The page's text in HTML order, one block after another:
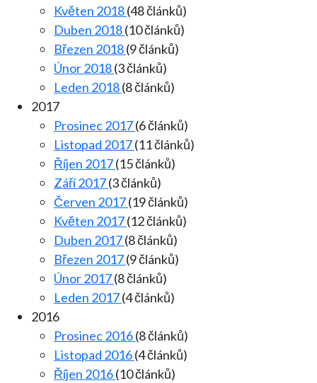
Květen 2018(48 článků)
Duben 2018(10 článků)
Březen 2018(9 článků)
Únor 2018(3 článků)
Leden 2018(8 článků)
2017
Prosinec 2017(6 článků)
Listopad 2017(11 článků)
Říjen 2017(15 článků)
Září 2017(3 článků)
Červen 2017(19 článků)
Květen 2017(12 článků)
Duben 2017(8 článků)
Březen 2017(9 článků)
Únor 2017(8 článků)
Leden 2017(4 článků)
2016
Prosinec 2016(8 článků)
Listopad 2016(4 článků)
Říjen 2016(10 článků)